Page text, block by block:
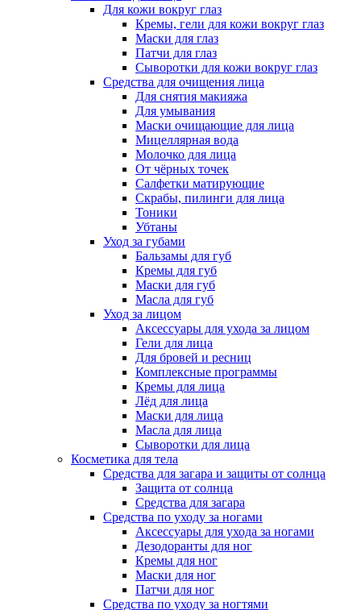
Для кожи вокруг глаз
Кремы, гели для кожи вокруг глаз
Маски для глаз
Патчи для глаз
Сыворотки для кожи вокруг глаз
Средства для очищения лица
Для снятия макияжа
Для умывания
Маски очищающие для лица
Мицеллярная вода
Молочко для лица
От чёрных точек
Салфетки матирующие
Скрабы, пилинги для лица
Тоники
Убтаны
Уход за губами
Бальзамы для губ
Кремы для губ
Маски для губ
Масла для губ
Уход за лицом
Аксессуары для ухода за лицом
Гели для лица
Для бровей и ресниц
Комплексные программы
Кремы для лица
Лёд для лица
Маски для лица
Масла для лица
Сыворотки для лица
Косметика для тела
Средства для загара и защиты от солнца
Защита от солнца
Средства для загара
Средства по уходу за ногами
Аксессуары для ухода за ногами
Дезодоранты для ног
Кремы для ног
Маски для ног
Патчи для ног
Средства по уходу за ногтями